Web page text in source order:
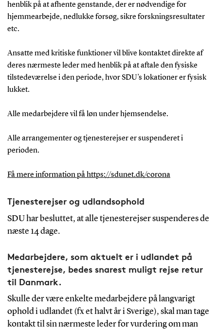
henblik på at afhente genstande, der er nødvendige for
hjemmearbejde, nedlukke forsøg, sikre forskningsresultater
etc.
Ansatte med kritiske funktioner vil blive kontaktet direkte af
deres nærmeste leder med henblik på at aftale den fysiske
tilstedeværelse i den periode, hvor SDU’s lokationer er fysisk
lukket.
Alle medarbejdere vil få løn under hjemsendelse.
Alle arrangementer og tjenesterejser er suspenderet i
perioden.
Få mere information på https://sdunet.dk/corona
Tjenesterejser og udlandsophold
SDU har besluttet, at alle tjenesterejser suspenderes de
næste 14 dage.
Medarbejdere, som aktuelt er i udlandet på
tjenesterejse, bedes snarest muligt rejse retur
til Danmark.
Skulle der være enkelte medarbejdere på langvarigt
ophold i udlandet (fx et halvt år i Sverige), skal man tage
kontakt til sin nærmeste leder for vurdering om man